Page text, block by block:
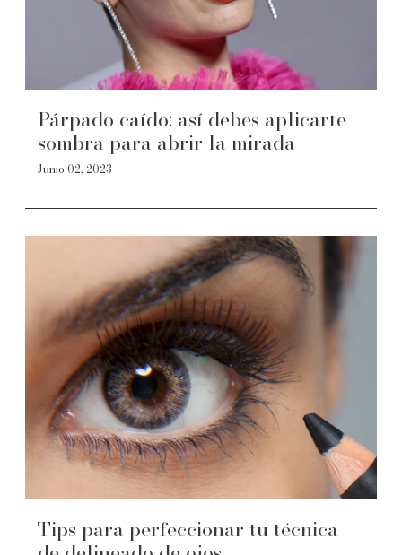
Párpado caído: así debes aplicarte
sombra para abrir la mirada
Junio 02, 2023
Tips para perfeccionar tu técnica